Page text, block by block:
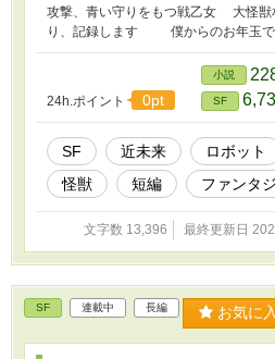
攻撃、青い守りをもつ戦乙女 大怪獣
り、記録します 僕からのお年玉
24h.ポイント 0pt
小説
SF
SF 近未来 ロボット
怪獣
短編 ファンタ
文字数 13,396 最終更新日
SF 連載中 長編 お気に